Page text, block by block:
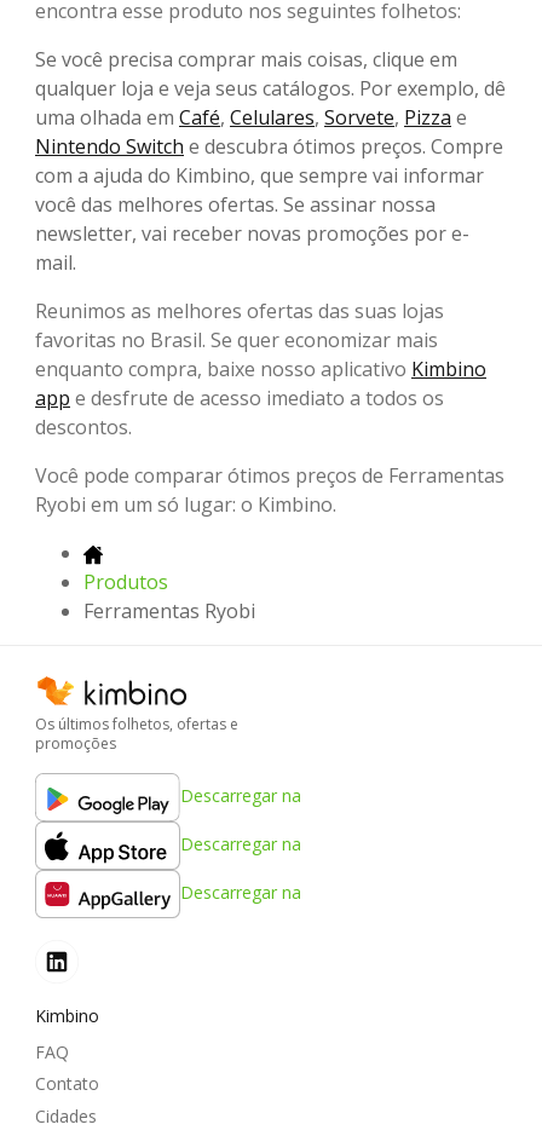
encontra esse produto nos seguintes folhetos:
Se você precisa comprar mais coisas, clique em
qualquer loja e veja seus catálogos. Por exemplo, dê
uma olhada em Café, Celulares, Sorvete, Pizza e
Nintendo Switch e descubra ótimos preços. Compre
com a ajuda do Kimbino, que sempre vai informar
você das melhores ofertas. Se assinar nossa
newsletter, vai receber novas promoções por e-
mail.
Reunimos as melhores ofertas das suas lojas
favoritas no Brasil. Se quer economizar mais
enquanto compra, baixe nosso aplicativo Kimbino
app e desfrute de acesso imediato a todos os
descontos.
Você pode comparar ótimos preços de Ferramentas
Ryobi em um só lugar: o Kimbino.
Produtos
Ferramentas Ryobi
Os últimos folhetos, ofertas e
promoções
Descarregar na
Descarregar na
Descarregar na
Kimbino
FAQ
Contato
Cidades